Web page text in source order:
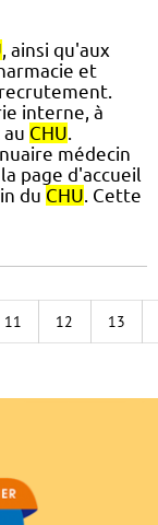
, ainsi qu'aux
et
interne, à
CHU
médecin
page d'accueil
du CHU . Cette
11 12 13